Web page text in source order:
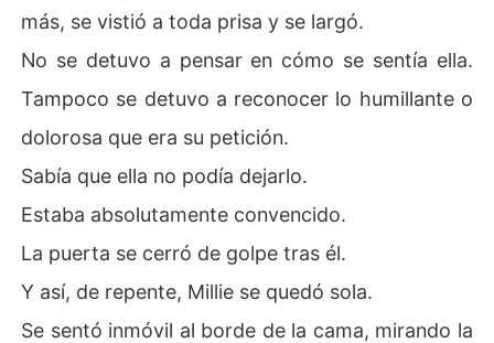
más, se vistió a toda prisa y se largó.
No se detuvo a pensar en cómo se sentía ella.
Tampoco se detuvo a reconocer lo humillante o
dolorosa que era su petición.
Sabía que ella no podía dejarlo.
Estaba absolutamente convencido.
La puerta se cerró de golpe tras él.
Y así, de repente, Millie se quedó sola.
Se sentó inmóvil al borde de la cama, mirando la